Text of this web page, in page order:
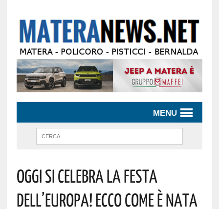
MENU
Oggi Si Celebra La Festa
Dell’Europa! Ecco Come È Nata